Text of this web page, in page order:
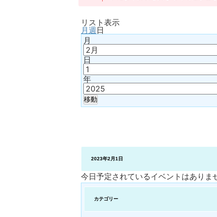
リスト 表示
月週 日
月
日
年
2023年2月1日
今日予定されているイベントはありま
カテゴリー